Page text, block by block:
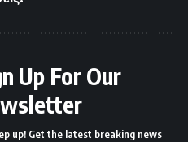
Up For Our
up! Get the latest breaking news